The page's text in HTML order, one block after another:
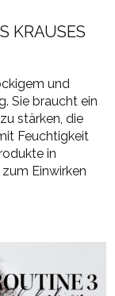
KRAUSES
und
Sie braucht ein
stärken, die
Feuchtigkeit
in
Einwirken